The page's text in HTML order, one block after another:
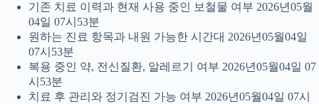
기존 치료 이력과 현재 사용 중인 보철물 여부 2026년05월
04일 07시53분
원하는 진료 항목과 내원 가능한 시간대 2026년05월04일
07시53분
복용 중인 약, 전신질환, 알레르기 여부 2026년05월04일 07
시53분
치료 후 관리와 정기검진 가능 여부 2026년05월04일 07시